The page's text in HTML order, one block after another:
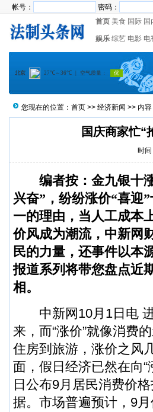
帐号： 密码：
首页 美食 国际 国
娱乐 综艺 电影 电
您现在的位置： 首页 >> 经济新闻 >> 内容
国庆商家忙“
时
编者按：金九银十
兴奋”，纷纷涨价“喜迎
一的理由，当人工成本
价风成为潮流，中新网
民的力量，还事件以本
报道系列将带您盘点近
相。
中新网10月1日电 进
来，而“涨价”就像消费
住房到旅游，涨价之风
面，假日经济已然在向
日公布9月居民消费价
据。市场普遍预计，9